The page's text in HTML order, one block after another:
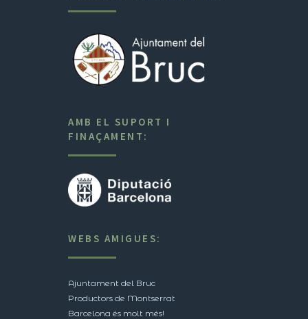
AMB EL SUPORT I
FINAÇAMENT:
WEBS AMIGUES:
Ajuntament del Bruc
Productors de Montserrat
Barcelona és molt més!